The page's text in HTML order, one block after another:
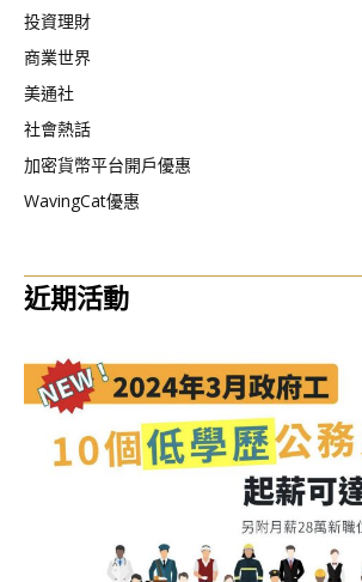
投資理財
商業世界
美通社
社會熱話
加密貨幣平台開戶優惠
WavingCat優惠
近期活動